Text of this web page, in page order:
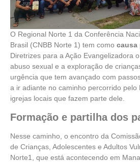
O Regional Norte 1 da Conferência
Brasil (CNBB Norte 1) tem como causa
Diretrizes para a Ação Evangelizadora
abuso sexual e a exploração de
urgência que tem avançado com
a ir adiante no caminho percorrido pelo
igrejas locais que fazem parte dele.
Formação e partilha dos
Nesse caminho, o encontro da
de Crianças, Adolescentes e Adultos
Norte1, que está acontecendo em